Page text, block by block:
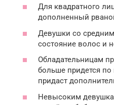
Для квадратного
дополненный
Девушки со
состояние волос и
Обладательницам
больше придется по
придаст
Невысоким